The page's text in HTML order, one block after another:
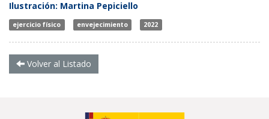
Ilustración: Martina Pepiciello
ejercicio físico envejecimiento 2022
Volver al Listado